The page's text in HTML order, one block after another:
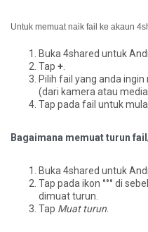
Untuk memuat naik fail ke akaun
Buka 4shared untuk
Tap +
Pilih fail yang anda
(dari kamera atau media
Tap pada fail untuk
Bagaimana memuat turun
Buka 4shared untuk
Tap pada ikon °°° di
dimuat turun.
Tap Muat turun